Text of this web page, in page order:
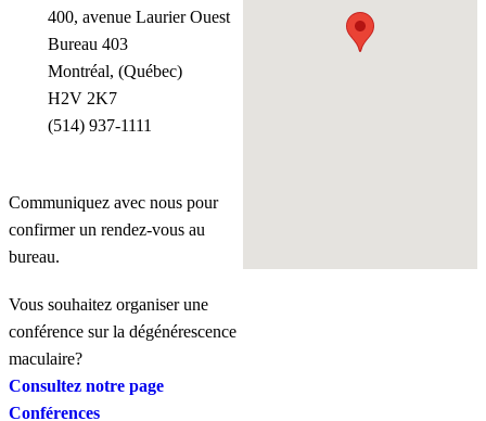
400, avenue Laurier Ouest
Bureau 403
Montréal, (Québec)
H2V 2K7
(514) 937-1111
Communiquez avec nous pour
confirmer un rendez-vous au
bureau.
Vous souhaitez organiser une
conférence sur la dégénérescence
maculaire?
Consultez notre page
Conférences